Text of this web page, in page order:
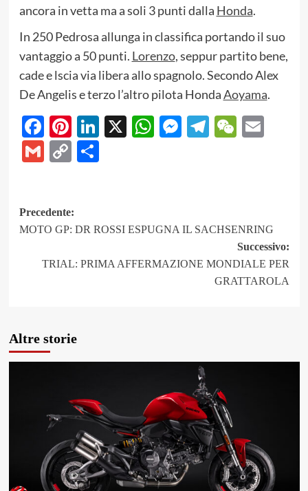
ancora in vetta ma a soli 3 punti dalla Honda.
In 250 Pedrosa allunga in classifica portando il suo
vantaggio a 50 punti. Lorenzo, seppur partito bene,
cade e lscia via libera allo spagnolo. Secondo Alex
De Angelis e terzo l’altro pilota HondaAoyama.
Facebook
Pinterest
LinkedIn
X WhatsApp
Messenger
Telegram
Gmail
CopyShare
Navigazione
articolo
Precedente:
MOTO GP: DR ROSSI ESPUGNA IL SACHSENRING
Successivo:
TRIAL: PRIMA AFFERMAZIONE MONDIALE PER
GRATTAROLA
Altre storie